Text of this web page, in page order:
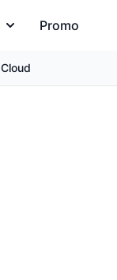
Promo
Cloud